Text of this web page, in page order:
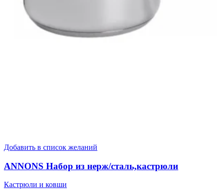
Добавить в список желаний
ANNONS Набор из нерж/сталь,кастрюли
Кастрюли и ковши